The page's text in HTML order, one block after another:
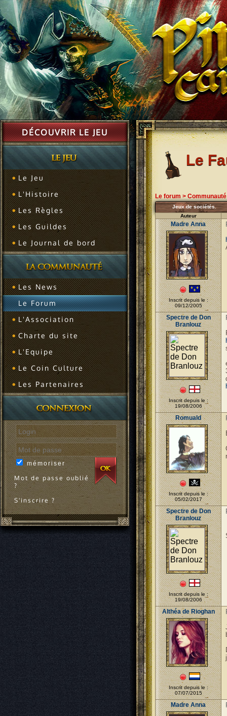
DÉCOUVRIR LE JEU
Le Jeu
L'Histoire
Les Règles
Les Guildes
Le Journal de bord
Les News
Le Forum
L'Association
Charte du site
L'Equipe
Le Coin Culture
Les Partenaires
mémoriser
Mot de passe oublié
?
S'inscrire ?
Le
Le forum > Communauté
Jeux de sociétés.
Auteur
Madre Anna
Inscrit depuis le :
09/12/2005
Spectre de Don
Branlouz
Inscrit depuis le :
19/08/2006
Romuald
Inscrit depuis le :
05/02/2017
Spectre de Don
Branlouz
Inscrit depuis le :
19/08/2006
Althéa de Rioghan
Inscrit depuis le :
07/07/2015
Madre Anna